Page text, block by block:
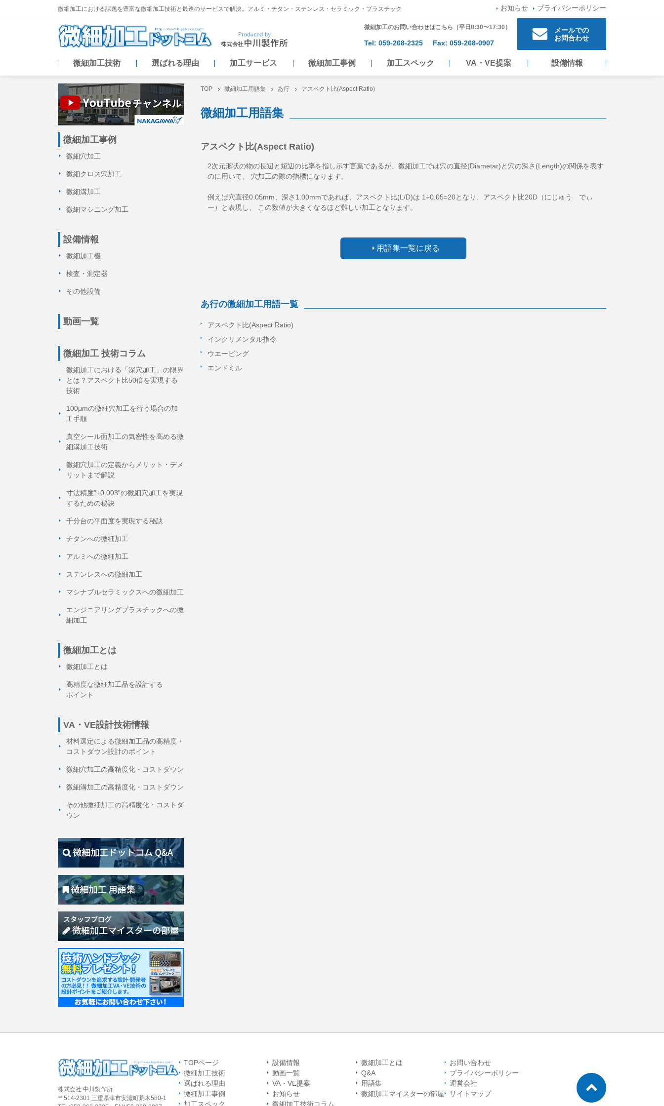
微細加工における課題を豊富な微細加工技術と 最速のサービスで解決。アルミ・チタン・ステンレス・セラミック・プラスチック お知らせ プライバシーポリシー
微細加工のお問い合わせはこちら （平日8:30〜17:30）
Tel: 059-268-2325 Fax: 059-268-0907
メールでの
お問合わせ
微細加工技術 選ばれる理由 加工サービス 微細加工事例 加工スペック VA・VE提案 設備情報
TOP 微細加工用語集 あ行 アスペクト比(Aspect Ratio)
微細加工用語集
アスペクト比(Aspect Ratio)
2次元形状の物の長辺と短辺の比率を指し示す言葉であるが、微細加工では穴の直径(Diametar)と穴の深さ(Length)の関係を表す
のに用いて、 穴加工の際の指標になります。
例えば穴直径0.05mm、深さ1.00mmであれば、アスペクト比(L/D)は 1÷0.05=20となり、アスペクト比20D（にじゅう でぃ
ー）と表現し、 この数値が大きくなるほど難しい加工となります。
用語集一覧に戻る
あ行の微細加工用語一覧
アスペクト比(Aspect Ratio)
インクリメンタル指令
ウエービング
エンドミル
微細加工事例
微細穴加工
微細クロス穴加工
微細溝加工
微細マシニング加工
設備情報
微細加工機
検査・測定器
その他設備
動画一覧
微細加工 技術コラム
微細加工における「深穴加工」の限界
とは？アスペクト比50倍を実現する
技術
100μmの微細穴加工を行う場合の加
工手順
真空シール面加工の気密性を高める微
細溝加工技術
微細穴加工の定義からメリット・デメ
リットまで解説
寸法精度”±0.003”の微細穴加工を実現
するための秘訣
千分台の平面度を実現する秘訣
チタンへの微細加工
アルミへの微細加工
ステンレスへの微細加工
マシナブルセラミックスへの微細加工
エンジニアリングプラスチックへの微
細加工
微細加工とは
微細加工とは
高精度な微細加工品を設計する
ポイント
VA・VE設計技術情報
材料選定による微細加工品の高精度・
コストダウン設計のポイント
微細穴加工の高精度化・コストダウン
微細溝加工の高精度化・コストダウン
その他微細加工の高精度化・コストダ
ウン
株式会社 中川製作所
〒514-2301 三重県津市安濃町荒木580-1
TOPページ
微細加工技術
選ばれる理由
微細加工事例
加工スペック
設備情報
動画一覧
VA・VE提案
お知らせ
微細加工技術コラム
微細加工とは
Q&A
用語集
微細加工マイスターの部屋
お問い合わせ
プライバシーポリシー
運営会社
サイトマップ